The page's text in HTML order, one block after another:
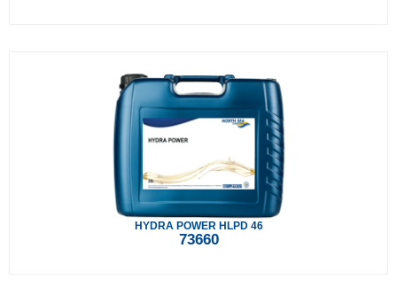
HYDRA POWER HLPD 46
73660